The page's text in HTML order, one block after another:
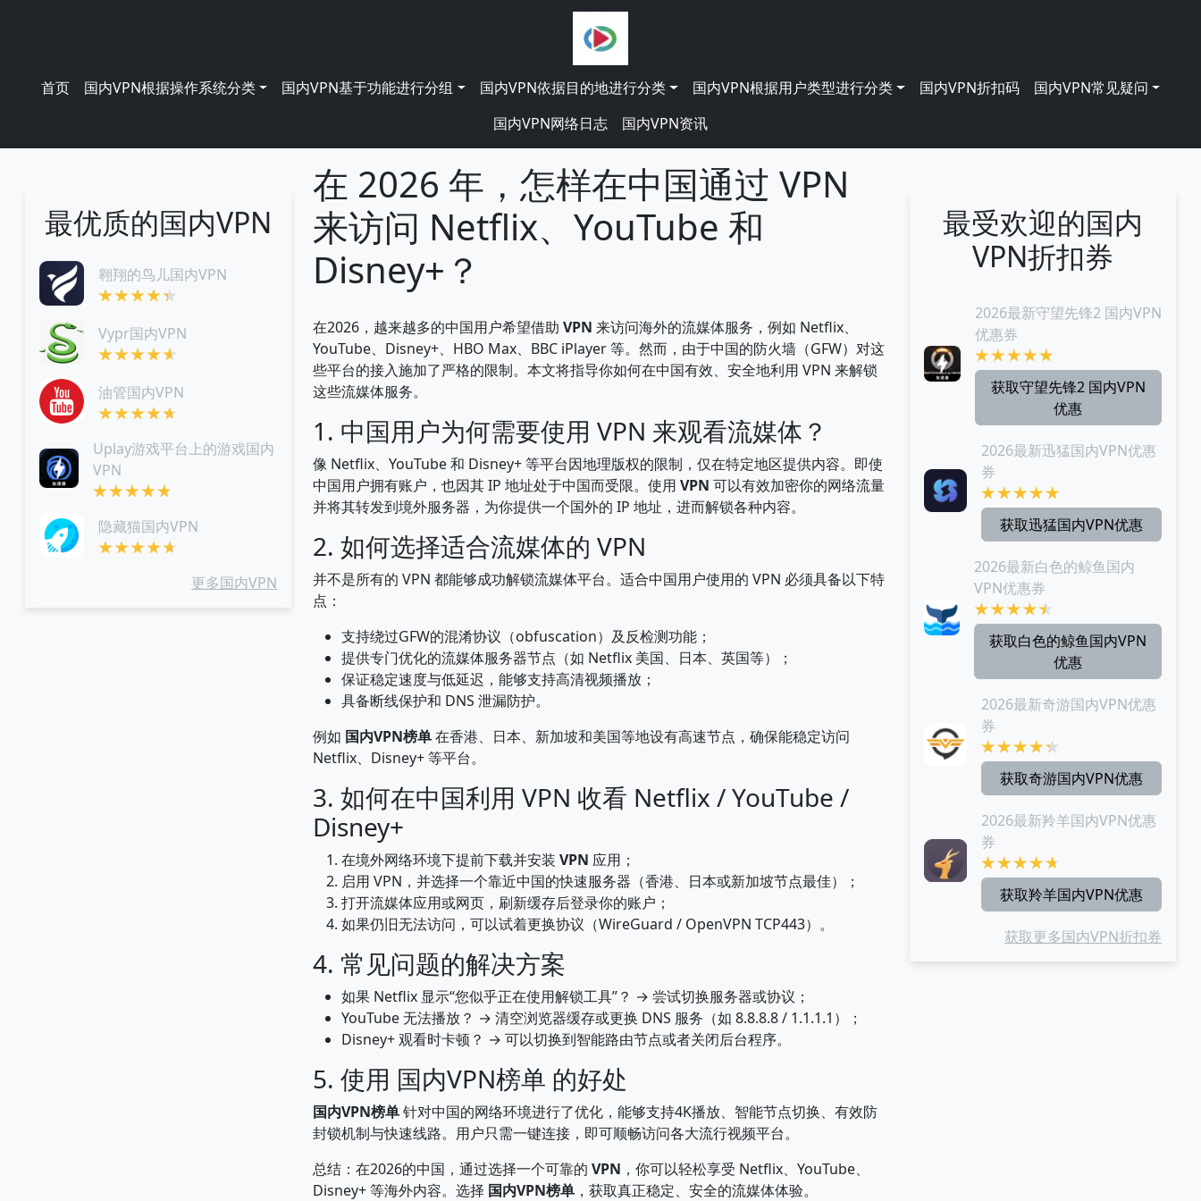
Main navigation
首页 国内VPN根据操作系统分类 国内VPN基于功能进行分组 国内VPN依据目的地进行分类 国内VPN根据用户类型进行分类 国内VPN折扣码
国内VPN常见疑问
国内VPN网络日志
国内VPN资讯
最优质的国内VPN
翱翔的鸟儿国内VPN
Vypr国内VPN
油管国内VPN
Uplay游戏平台上的游戏国内
VPN
隐藏猫国内VPN
更多国内VPN
在 2026 年，怎样在中国通过 VPN
来访问 Netflix、YouTube 和
Disney+？
在2026，越来越多的中国用户希望借助 VPN 来访问海外的流媒体服务，例如 Netflix、
YouTube、Disney+、HBO Max、BBC iPlayer 等。然而，由于中国的防火墙（GFW）对这
些平台的接入施加了严格的限制。本文将指导你如何在中国有效、安全地利用 VPN 来解锁
这些流媒体服务。
1. 中国用户为何需要使用 VPN 来观看流媒体？
像 Netflix、YouTube 和 Disney+ 等平台因地理版权的限制，仅在特定地区提供内容。即使
中国用户拥有账户，也因其 IP 地址处于中国而受限。使用 VPN 可以有效加密你的网络流量
并将其转发到境外服务器，为你提供一个国外的 IP 地址，进而解锁各种内容。
2. 如何选择适合流媒体的 VPN
并不是所有的 VPN 都能够成功解锁流媒体平台。适合中国用户使用的 VPN 必须具备以下特
点：
支持绕过GFW的混淆协议（obfuscation）及反检测功能；
提供专门优化的流媒体服务器节点（如 Netflix 美国、日本、英国等）；
保证稳定速度与低延迟，能够支持高清视频播放；
具备断线保护和 DNS 泄漏防护。
例如 国内VPN榜单在香港、日本、新加坡和美国等地设有高速节点，确保能稳定访问
Netflix、Disney+ 等平台。
3. 如何在中国利用 VPN 收看 Netflix / YouTube /
Disney+
在境外网络环境下提前下载并安装 VPN 应用；
启用 VPN，并选择一个靠近中国的快速服务器（香港、日本或新加坡节点最佳）；
打开流媒体应用或网页，刷新缓存后登录你的账户；
如果仍旧无法访问，可以试着更换协议（WireGuard / OpenVPN TCP443）。
4. 常见问题的解决方案
如果 Netflix 显示“您似乎正在使用解锁工具”？ → 尝试切换服务器或协议；
YouTube 无法播放？ → 清空浏览器缓存或更换 DNS 服务（如 8.8.8.8 / 1.1.1.1）；
Disney+ 观看时卡顿？ → 可以切换到智能路由节点或者关闭后台程序。
5. 使用 国内VPN榜单 的好处
国内VPN榜单针对中国的网络环境进行了优化，能够支持4K播放、智能节点切换、有效防
封锁机制与快速线路。用户只需一键连接，即可顺畅访问各大流行视频平台。
总结：在2026的中国，通过选择一个可靠的 VPN ，你可以轻松享受 Netflix、YouTube、
Disney+ 等海外内容。选择 国内VPN榜单 ，获取真正稳定、安全的流媒体体验。
最受欢迎的国内
VPN折扣券
2026最新守望先锋2 国内VPN
优惠券
获取守望先锋2 国内VPN
优惠
2026最新迅猛国内VPN优惠
券
获取迅猛国内VPN优惠
2026最新白色的鲸鱼国内
VPN优惠券
获取白色的鲸鱼国内VPN
优惠
2026最新奇游国内VPN优惠
券
获取奇游国内VPN优惠
2026最新羚羊国内VPN优惠
券
获取羚羊国内VPN优惠
获取更多国内VPN折扣券